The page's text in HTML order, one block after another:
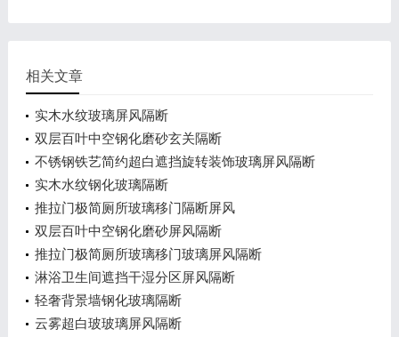
相关文章
实木水纹玻璃屏风隔断
双层百叶中空钢化磨砂玄关隔断
不锈钢铁艺简约超白遮挡旋转装饰玻璃屏风隔断
实木水纹钢化玻璃隔断
推拉门极简厕所玻璃移门隔断屏风
双层百叶中空钢化磨砂屏风隔断
推拉门极简厕所玻璃移门玻璃屏风隔断
淋浴卫生间遮挡干湿分区屏风隔断
轻奢背景墙钢化玻璃隔断
云雾超白玻玻璃屏风隔断